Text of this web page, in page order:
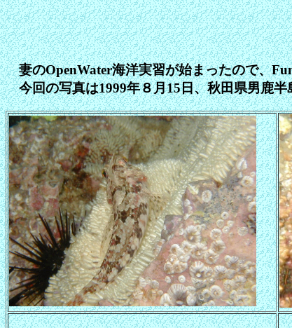
妻のOpenWater海洋実習が始まったので、
今回の写真は1999年８月15日、秋田県男鹿半